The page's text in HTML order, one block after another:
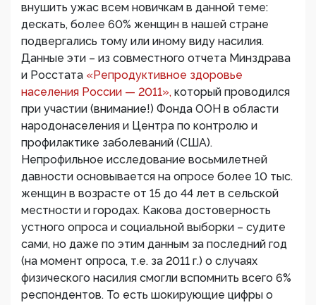
внушить ужас всем новичкам в данной теме:
дескать, более 60% женщин в нашей стране
подвергались тому или иному виду насилия.
Данные эти – из совместного отчета Минздрава
и Росстата «Репродуктивное здоровье
населения России — 2011», который проводился
при участии (внимание!) Фонда ООН в области
народонаселения и Центра по контролю и
профилактике заболеваний (США).
Непрофильное исследование восьмилетней
давности основывается на опросе более 10 тыс.
женщин в возрасте от 15 до 44 лет в сельской
местности и городах. Какова достоверность
устного опроса и социальной выборки – судите
сами, но даже по этим данным за последний год
(на момент опроса, т.е. за 2011 г.) о случаях
физического насилия смогли вспомнить всего 6%
респондентов. То есть шокирующие цифры о